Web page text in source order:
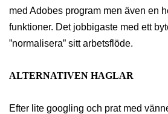
med Adobes program men även en
funktioner. Det jobbigaste med ett
”normalisera” sitt arbetsflöde.
ALTERNATIVEN HAGLAR
Efter lite googling och prat med